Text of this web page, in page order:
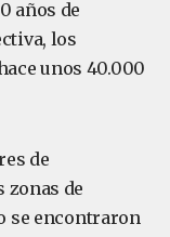
años de
los
unos 40.000
de
zonas de
se encontraron